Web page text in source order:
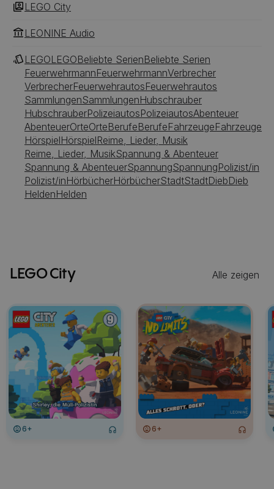
LEGO City
LEONINE Audio
LEGOLEGOBeliebte SerienBeliebte Serien
FeuerwehrmannFeuerwehrmannVerbrecher
VerbrecherFeuerwehrautosFeuerwehrautos
SammlungenSammlungenHubschrauber
HubschrauberPolizeiautosPolizeiautosAbenteuer
AbenteuerOrteOrteBerufeBerufeFahrzeugeFahrzeuge
HörspielHörspielReime, Lieder, Musik
Reime, Lieder, MusikSpannung & Abenteuer
Spannung & AbenteuerSpannungSpannungPolizist/in
Polizist/inHörbücherHörbücherStadtStadtDiebDieb
HeldenHelden
LEGO City Alle zeigen
6+ 6+